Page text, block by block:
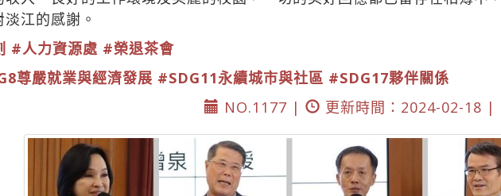
江的感謝。
#人力資源處 #榮退茶會
尊嚴就業與經濟發展 #SDG11永續城市與社區 #SDG17夥伴關係
NO.1177 |
更新時間：2024-02-18 |